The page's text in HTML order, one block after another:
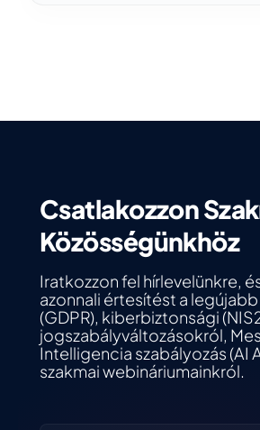
Csatlakozzon
Közösségünkhöz
Iratkozzon fel hírlevelünkre,
azonnali értesítést a
(GDPR), kiberbiztonsági
jogszabályváltozásokról,
Intelligencia szabályozás (AI
szakmai webináriumainkról.